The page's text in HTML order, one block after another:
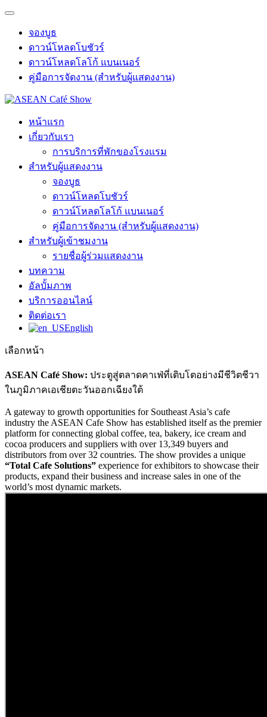
จองบูธ
ดาวน์โหลดโบชัวร์
ดาวน์โหลดโลโก้ แบนเนอร์
คู่มือการจัดงาน (สำหรับผู้แสดงงาน)
หน้าแรก
เกี่ยวกับเรา
การบริการที่พักของโรงแรม
สำหรับผู้แสดงงาน
จองบูธ
ดาวน์โหลดโบชัวร์
ดาวน์โหลดโลโก้ แบนเนอร์
คู่มือการจัดงาน (สำหรับผู้แสดงงาน)
สำหรับผู้เข้าชมงาน
รายชื่อผู้ร่วมแสดงงาน
บทความ
อัลบั้มภาพ
บริการออนไลน์
ติดต่อเรา
English
เลือกหน้า
ASEAN Café Show: ประตูสู่ตลาดคาเฟ่ที่เติบโตอย่างมีชีวิตชีวา
ในภูมิภาคเอเชียตะวันออกเฉียงใต้
A gateway to growth opportunities for Southeast Asia’s cafe
industry the ASEAN Cafe Show has established itself as the premier
platform for connecting global coffee, tea, bakery, ice cream and
cocoa producers and suppliers with over 13,349 buyers and
distributors from over 32 countries. The show provides a unique
“Total Cafe Solutions” experience for exhibitors to showcase their
products, expand their business and increase sales in one of the
world’s most dynamic markets.